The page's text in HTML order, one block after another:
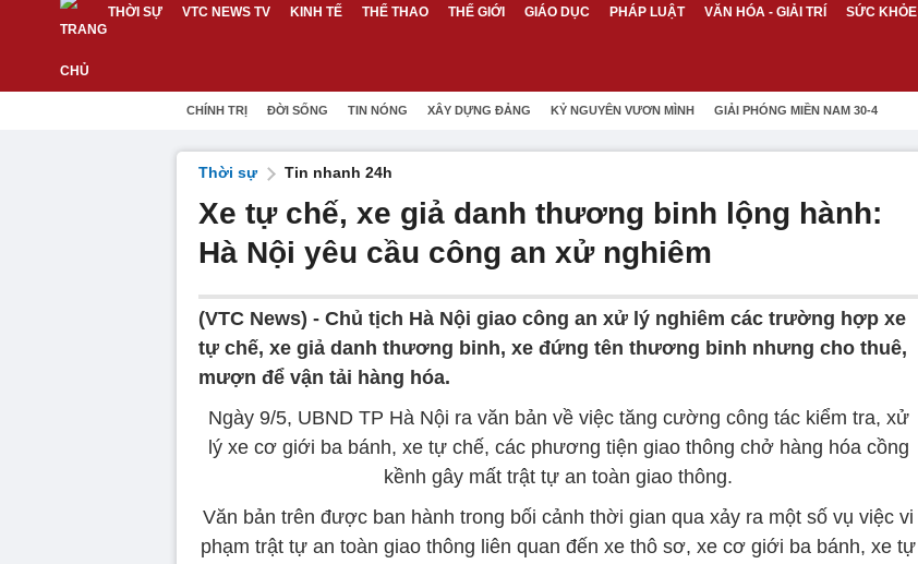
THỜI SỰ VTC NEWS TV KINH TẾ THỂ THAO THẾ GIỚI GIÁO DỤC PHÁP LUẬT VĂN HÓA - GIẢI TRÍ SỨC KHỎE
CHÍNH TRỊ ĐỜI SỐNG TIN NÓNG XÂY DỰNG ĐẢNG KỶ NGUYÊN VƯƠN MÌNH GIẢI PHÓNG MIỀN NAM 30-4
Thời sự Tin nhanh 24h
Xe tự chế, xe giả danh thương binh lộng hành:
Hà Nội yêu cầu công an xử nghiêm
(VTC News) - Chủ tịch Hà Nội giao công an xử lý nghiêm các trường hợp xe
tự chế, xe giả danh thương binh, xe đứng tên thương binh nhưng cho thuê,
mượn để vận tải hàng hóa.
Ngày 9/5, UBND TP Hà Nội ra văn bản về việc tăng cường công tác kiểm tra, xử
lý xe cơ giới ba bánh, xe tự chế, các phương tiện giao thông chở hàng hóa cồng
kềnh gây mất trật tự an toàn giao thông.
Văn bản trên được ban hành trong bối cảnh thời gian qua xảy ra một số vụ việc vi
phạm trật tự an toàn giao thông liên quan đến xe thô sơ, xe cơ giới ba bánh, xe tự